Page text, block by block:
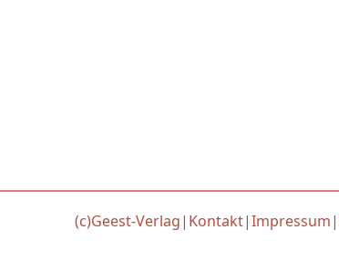
(c)Geest-Verlag| Kontakt|Impressum|